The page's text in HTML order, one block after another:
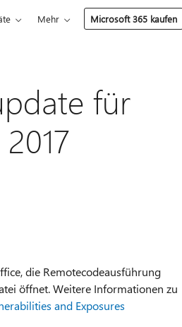
Mehr Microsoft 365 kaufen
für
die Remotecodeausführung
öffnet. Weitere Informationen zu
and Exposures